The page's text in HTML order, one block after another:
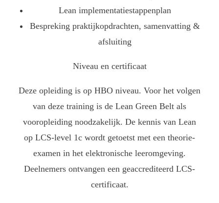
Lean implementatiestappenplan
Bespreking praktijkopdrachten, samenvatting &
afsluiting
Niveau en certificaat
Deze opleiding is op HBO niveau. Voor het volgen
van deze training is de Lean Green Belt als
vooropleiding noodzakelijk. De kennis van Lean
op LCS-level 1c wordt getoetst met een theorie-
examen in het elektronische leeromgeving.
Deelnemers ontvangen een geaccrediteerd LCS-
certificaat.